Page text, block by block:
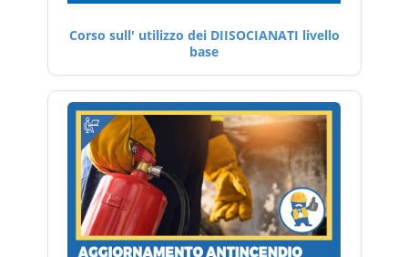
Corso sull' utilizzo dei DIISOCIANATI livello
base